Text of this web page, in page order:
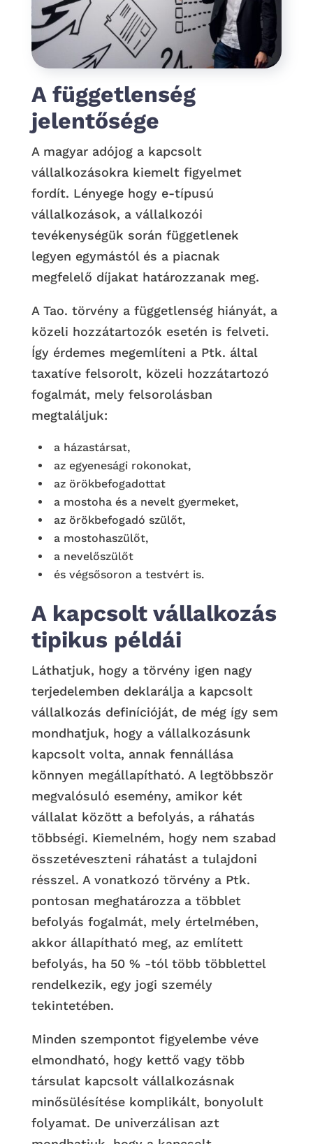
A függetlenség
jelentősége
A magyar adójog a kapcsolt
vállalkozásokra kiemelt figyelmet
fordít. Lényege hogy e-típusú
vállalkozások, a vállalkozói
tevékenységük során függetlenek
legyen egymástól és a piacnak
megfelelő díjakat határozzanak meg.
A Tao. törvény a függetlenség hiányát, a
közeli hozzátartozók esetén is felveti.
Így érdemes megemlíteni a Ptk. által
taxatíve felsorolt, közeli hozzátartozó
fogalmát, mely felsorolásban
megtaláljuk:
a házastársat,
az egyenesági rokonokat,
az örökbefogadottat
a mostoha és a nevelt gyermeket,
az örökbefogadó szülőt,
a mostohaszülőt,
a nevelőszülőt
és végsősoron a testvért is.
A kapcsolt vállalkozás
tipikus példái
Láthatjuk, hogy a törvény igen nagy
terjedelemben deklarálja a kapcsolt
vállalkozás definícióját, de még így sem
mondhatjuk, hogy a vállalkozásunk
kapcsolt volta, annak fennállása
könnyen megállapítható. A legtöbbször
megvalósuló esemény, amikor két
vállalat között a befolyás, a ráhatás
többségi. Kiemelném, hogy nem szabad
összetéveszteni ráhatást a tulajdoni
résszel. A vonatkozó törvény a Ptk.
pontosan meghatározza a többlet
befolyás fogalmát, mely értelmében,
akkor állapítható meg, az említett
befolyás, ha 50 % -tól több többlettel
rendelkezik, egy jogi személy
tekintetében.
Minden szempontot figyelembe véve
elmondható, hogy kettő vagy több
társulat kapcsolt vállalkozásnak
minősülésítése komplikált, bonyolult
folyamat. De univerzálisan azt